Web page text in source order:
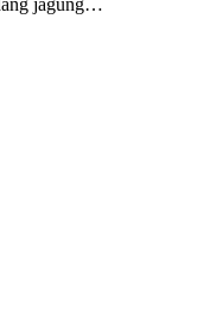
jagung…